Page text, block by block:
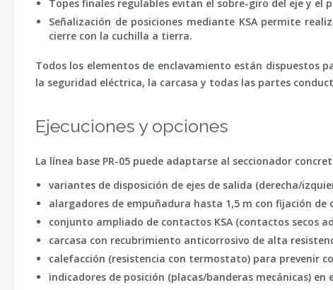
Topes finales regulablesevitan el sobre-giro del eje y el
Señalización de posiciones mediante KSA permite
cierre con la cuchilla a tierra.
Todos los elementos de enclavamiento están dispuestos
la seguridad eléctrica, la carcasa y todas las partes
Ejecuciones y opciones
La línea base PR-05 puede adaptarse al seccionador
variantes de disposición de ejes de salida (derecha/
alargadores de empuñadura hasta 1,5 m con fijación de
conjunto ampliado de contactos KSA (contactos secos
carcasa con recubrimiento anticorrosivo de alta
calefacción (resistencia con termostato) para prevenir
indicadores de posición (placas/banderas mecánicas) en